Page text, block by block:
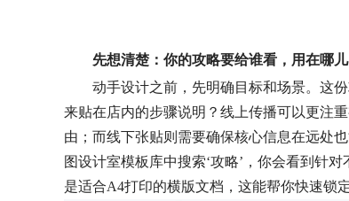
先想清楚：你的攻略要给谁看，用在哪儿
动手设计之前，先明确目标和场景。这
来贴在店内的步骤说明？线上传播可以更注
由；而线下张贴则需要确保核心信息在远处
图设计室模板库中搜索‘攻略’，你会看到针
是适合A4打印的横版文档，这能帮你快速锁